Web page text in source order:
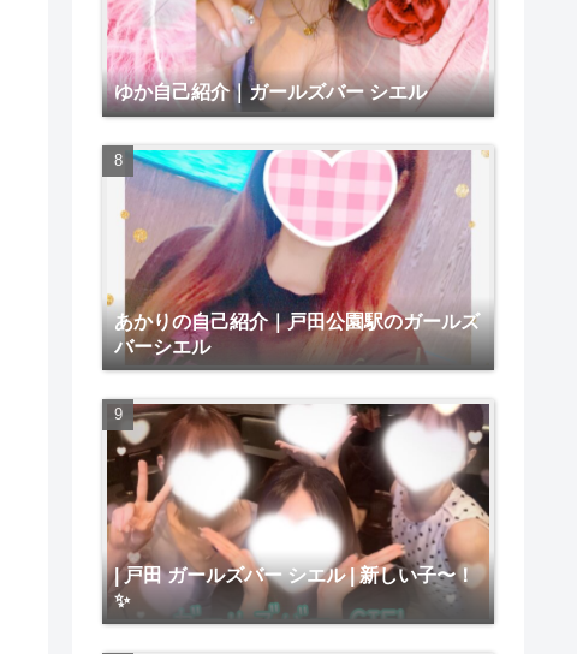
ゆか自己紹介｜ガールズバー シエル
あかりの自己紹介｜戸田公園駅のガールズ
バーシエル
| 戸田 ガールズバー シエル | 新しい子〜！
✨